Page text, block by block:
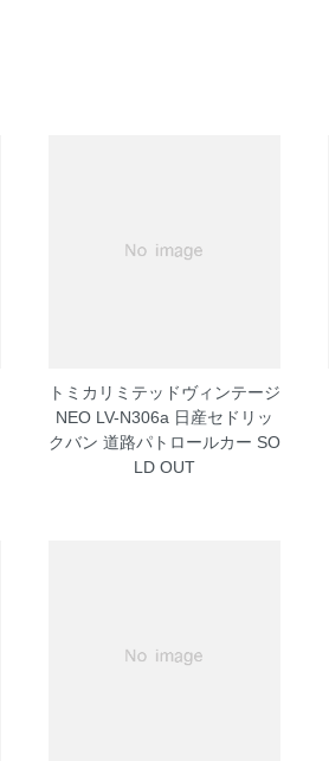
トミカリミテッドヴィンテージ
NEO LV-N306a 日産セドリッ
クバン 道路パトロールカー SO
LD OUT